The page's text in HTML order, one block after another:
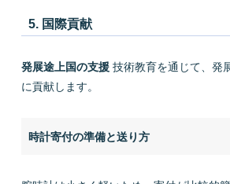
5. 国際貢献
発展途上国の支援技術教育を通じて、発
に貢献します。
時計寄付の準備と送り方